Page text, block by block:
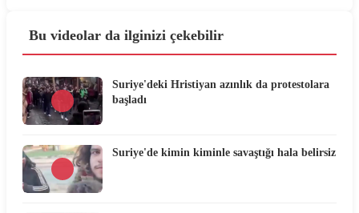
Bu videolar da ilginizi çekebilir
Suriye'deki Hristiyan azınlık da protestolara
başladı
Suriye'de kimin kiminle savaştığı hala belirsiz